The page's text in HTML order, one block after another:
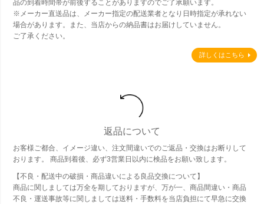
品の到着時間帯が前後することがありますのでご了承願います。
※メーカー直送品は、メーカー指定の配送業者となり日時指定が承れない
場合があります。また、当店からの納品書はお届けしていません。
ご了承ください。
詳しくはこちら
返品について
お客様ご都合、イメージ違い、注文間違いでのご返品・交換はお断りして
おります。 商品到着後、必ず3営業日以内に検品をお願い致します。
【不良・配送中の破損・商品違いによる良品交換について】
商品に関しましては万全を期しておりますが、万が一、商品間違い・商品
不良・運送事故等に関しましては送料・手数料を当店負担にて早急に交換